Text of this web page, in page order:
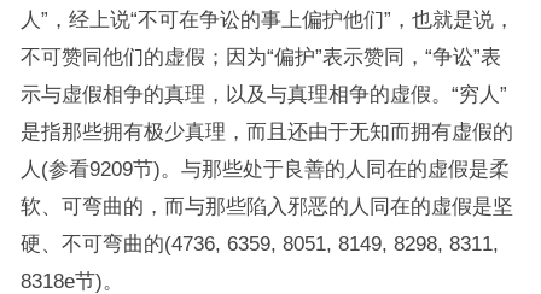
人”，经上说“不可在争讼的事上偏护他们”，也就是说，
不可赞同他们的虚假；因为“偏护”表示赞同，“争讼”表
示与虚假相争的真理，以及与真理相争的虚假。“穷人”
是指那些拥有极少真理，而且还由于无知而拥有虚假的
人(参看9209节)。与那些处于良善的人同在的虚假是柔
软、可弯曲的，而与那些陷入邪恶的人同在的虚假是坚
硬、不可弯曲的(4736, 6359, 8051, 8149, 8298, 8311,
8318e节)。